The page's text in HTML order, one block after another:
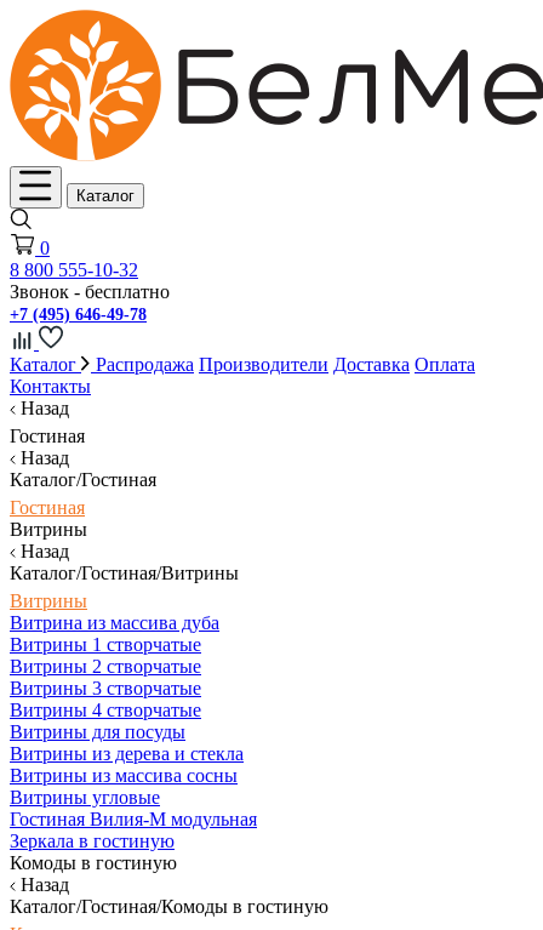
Каталог
0
8 800 555-10-32
Звонок - бесплатно
+7 (495) 646-49-78
Каталог Распродажа Производители Доставка Оплата
Контакты
Назад
Гостиная
Назад
Каталог/Гостиная
Гостиная
Витрины
Назад
Каталог/Гостиная/Витрины
Витрины
Витрина из массива дуба
Витрины 1 створчатые
Витрины 2 створчатые
Витрины 3 створчатые
Витрины 4 створчатые
Витрины для посуды
Витрины из дерева и стекла
Витрины из массива сосны
Витрины угловые
Гостиная Вилия-М модульная
Зеркала в гостиную
Комоды в гостиную
Назад
Каталог/Гостиная/Комоды в гостиную